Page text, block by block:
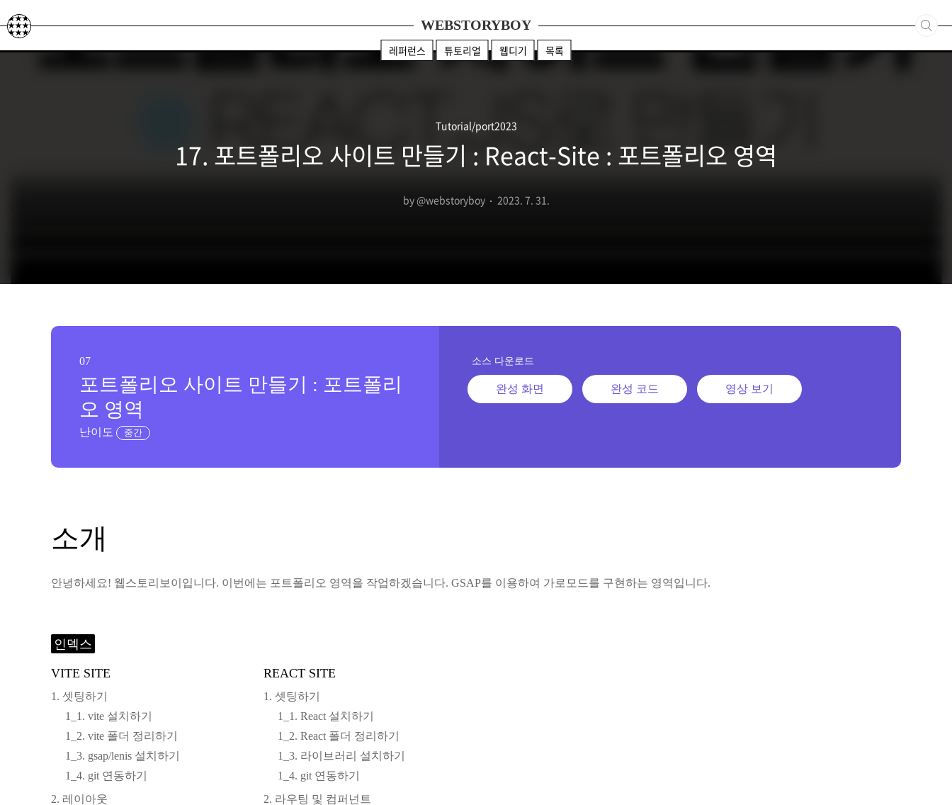
WEBSTORYBOY
레퍼런스 튜토리얼 웹디기 목록
Tutorial/port2023
17. 포트폴리오 사이트 만들기 : React-Site : 포트폴리오 영역
by @webstoryboy 2023. 7. 31.
07
포트폴리오 사이트 만들기 : 포트폴리
오 영역
난이도 중간
소스 다운로드
완성 화면 완성 코드 영상 보기
소개
안녕하세요! 웹스토리보이입니다. 이번에는 포트폴리오 영역을 작업하겠습니다. GSAP를 이용하여 가로모드를 구현하는 영역입니다.
인덱스
VITE SITE
1. 셋팅하기
1_1. vite 설치하기
1_2. vite 폴더 정리하기
1_3. gsap/lenis 설치하기
1_4. git 연동하기
2. 레이아웃
REACT SITE
1. 셋팅하기
1_1. React 설치하기
1_2. React 폴더 정리하기
1_3. 라이브러리 설치하기
1_4. git 연동하기
2. 라우팅 및 컴퍼넌트